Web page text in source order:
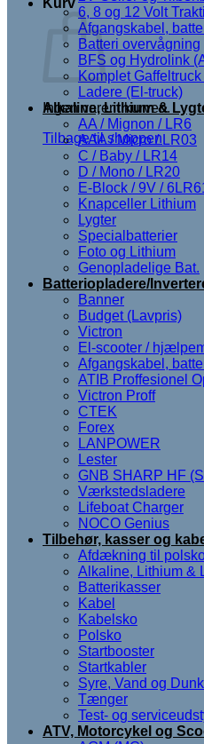
Kurv
Ingen varer i kurven.
Tilbage til shoppen
6, 8 og 12 Volt
Afgangskabel,
Batteri overvågning
BFS og Hydrolink
Komplet
Ladere (El-truck)
Alkaline, Lithium &
AA / Mignon / LR6
AAA / Micro / LR03
C / Baby / LR14
D / Mono / LR20
E-Block / 9V /
Knapceller Lithium
Lygter
Specialbatterier
Foto og Lithium
Genopladelige Bat.
Batteriopladere/
Banner
Budget (Lavpris)
Victron
El-scooter /
Afgangskabel,
ATIB Proffesionel
Victron Proff
CTEK
Forex
LANPOWER
Lester
GNB SHARP HF
Værkstedsladere
Lifeboat Charger
NOCO Genius
Tilbehør, kasser og
Afdækning til
Alkaline, Lithium &
Batterikasser
Kabel
Kabelsko
Polsko
Startbooster
Startkabler
Syre, Vand og
Tænger
Test- og
ATV, Motorcykel og